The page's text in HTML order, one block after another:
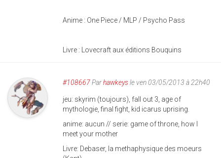
Anime : One Piece / MLP / Psycho Pass
Livre : Lovecraft aux éditions Bouquins
#108667Parhawkeysle ven 03/05/2013 à 22h40
jeu: skyrim (toujours), fall out 3, age of
mythologie, final fight, kid icarus uprising.
anime: aucun // serie: game of throne, how I
meet your mother
Livre: Debaser, la methaphysique des moeurs